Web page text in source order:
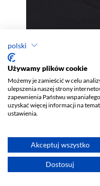
polski
Używamy plików cookie
Możemy je zamieścić w celu
ulepszenia naszej strony
zapewnienia Państwu
uzyskać więcej informacji na
ustawienia.
Akceptuj wszystko
Dostosuj